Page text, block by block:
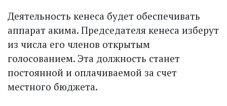
Деятельность кенеса будет обеспечивать
аппарат акима. Председателя кенеса изберут
из числа его членов открытым
голосованием. Эта должность станет
постоянной и оплачиваемой за счет
местного бюджета.